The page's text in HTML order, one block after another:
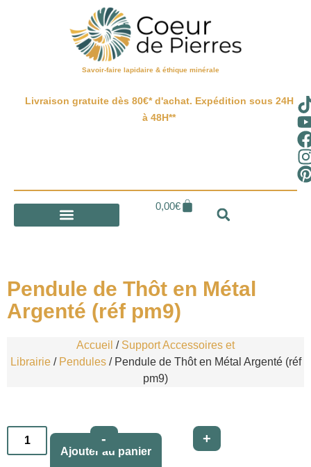
Savoir-faire lapidaire & éthique minérale
Livraison gratuite dès 80€* d'achat. Expédition sous 24H
à 48H**
0,00€
Pendule de Thôt en Métal
Argenté (réf pm9)
Accueil / Support Accessoires et
Librairie/ Pendules/ Pendule de Thôt en Métal Argenté (réf
pm9)
- +
Ajouter au panier
Alternative: